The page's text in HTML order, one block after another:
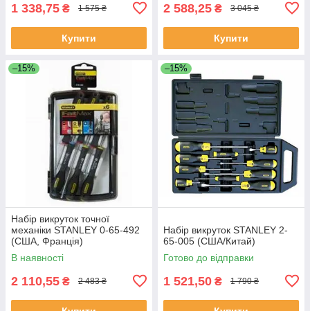
1 338,75 ₴ 1 575 ₴
Купити
2 588,25 ₴ 3 045 ₴
Купити
–15%
Набір викруток точної
механіки STANLEY 0-65-492
(США, Франція)
В наявності
2 110,55 ₴ 2 483 ₴
–15%
Набір викруток STANLEY 2-
65-005 (США/Китай)
Готово до відправки
1 521,50 ₴ 1 790 ₴